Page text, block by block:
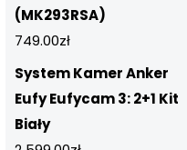
(MK293RSA)
749.00zł
System Kamer Anker
Eufy Eufycam 3: 2+1 Kit
Biały